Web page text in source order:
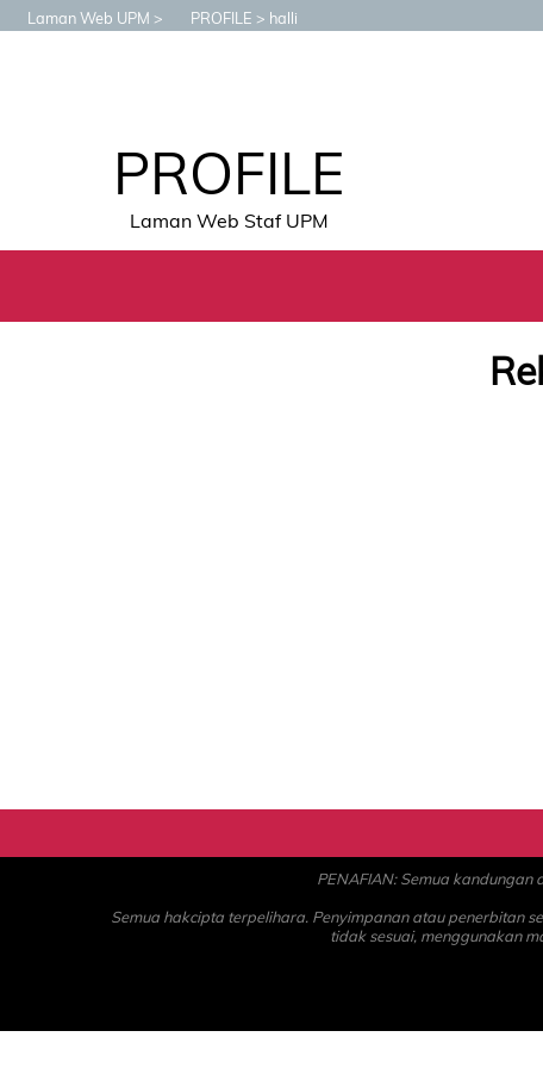
Laman Web UPM PROFILE halli
PROFILE
Laman Web Staf UPM
PENAFIAN: Semua
Semua hakcipta terpelihara. Penyimpanan atau penerbitan
tidak sesuai, menggunakan